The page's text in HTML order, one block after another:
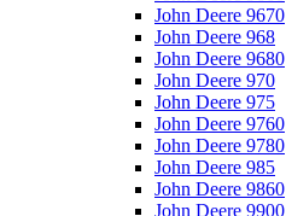
John Deere 9670
John Deere 968
John Deere 9680
John Deere 970
John Deere 975
John Deere 9760
John Deere 9780
John Deere 985
John Deere 9860
John Deere 9900